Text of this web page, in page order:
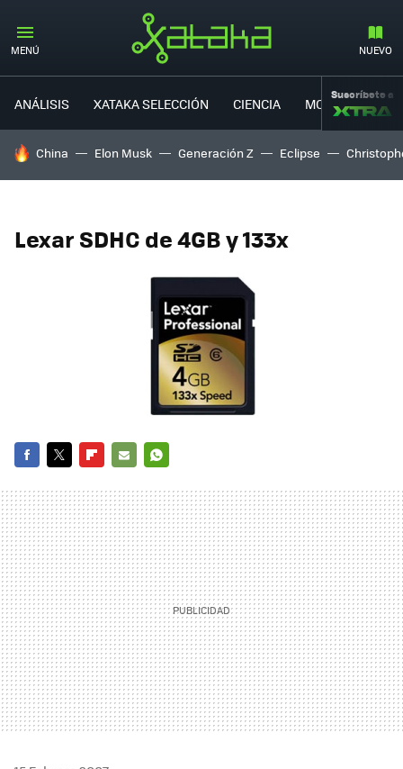
MENÚ NUEVO
ANÁLISIS XATAKA SELECCIÓN CIENCIA MOVILIDAD
Suscríbete a
HOY SE HABLA DE
China Elon Musk Generación Z Eclipse
Lexar SDHC de 4GB y 133x
MAIL